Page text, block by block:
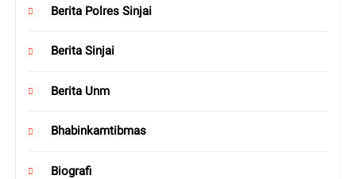
Berita Polres Sinjai
Berita Sinjai
Berita Unm
Bhabinkamtibmas
Biografi